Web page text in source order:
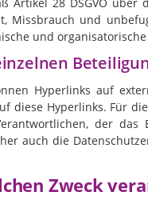
Missbrauch und
und
Hyperlinks auf
diese Hyperlinks. Für
der
auch die
Zweck